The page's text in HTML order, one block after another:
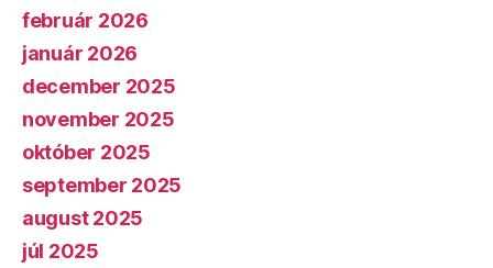
február 2026
január 2026
december 2025
november 2025
október 2025
september 2025
august 2025
júl 2025